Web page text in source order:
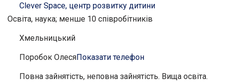
Clever Space, центр розвитку дитини
Освіта, наука; менше 10 співробітників
Хмельницький
Поробок ОлесяПоказати телефон
Повна зайнятість, неповна зайнятість. Вища освіта.